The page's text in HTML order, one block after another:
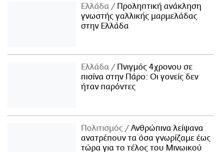
Ελλάδα
Προληπτική ανάκληση
γνωστής γαλλικής μαρμελάδας
στην Ελλάδα
Ελλάδα
Πνιγμός 4χρονου σε
πισίνα στην Πάρο: Οι γονείς δεν
ήταν παρόντες
Πολιτισμός
Ανθρώπινα λείψανα
ανατρέπουν τα όσα γνωρίζαμε έως
τώρα για το τέλος του Μινωικού